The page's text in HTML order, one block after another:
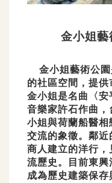
金小姐
金小姐藝術公園
的社區空間，提供
金小姐是名曲〈
音樂家許石作曲
小姐與荷蘭船醫
交流的象徵。鄰近
商人建立的洋行
流歷史。目前東興
成為歷史建築保存